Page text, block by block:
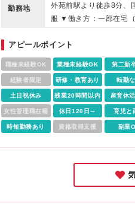
勤務地
外苑前駅より徒歩8分、
服 ▼働き方：一部在宅
すが、業務の状況に応
日） ▼受動喫煙対策：
アピールポイント
職種未経験OK 業種未経験OK 第二新
経験者限定 研修・教育あり 転勤
土日祝休み 残業20時間以内 産育休
女性管理職在籍 休日120日～ 育児と
時短勤務あり 資格取得支援 副業